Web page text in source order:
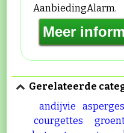
AanbiedingAlarm.
Gerelateerde
andijvie
asperges
courgettes